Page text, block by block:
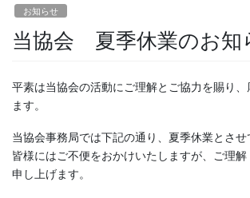
お知らせ
当協会 夏季休業のお知
平素は当協会の活動にご理解とご協力を賜り
ます。
当協会事務局では下記の通り、夏季休業とさせ
皆様にはご不便をおかけいたしますが、ご理
申し上げます。